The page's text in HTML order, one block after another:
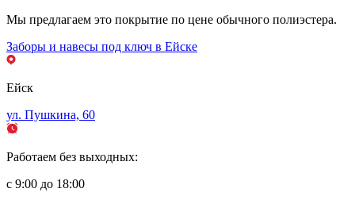
Мы предлагаем это покрытие по цене обычного полиэстера.
Заборы и навесы под ключ в Ейске
Ейск
ул. Пушкина, 60
Работаем без выходных:
с 9:00 до 18:00